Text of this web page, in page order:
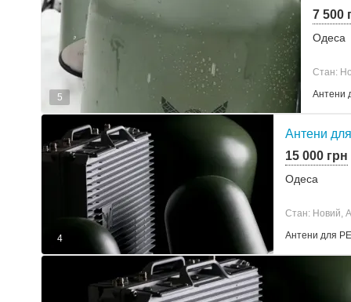
5
7 500
Одеса
Стан:
Антени
4
Антени
15 000 грн
Одеса
Стан: Новий,
Антени для